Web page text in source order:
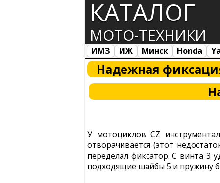
КАТАЛОГ
МОТО-ТЕХНИКИ
ИМЗ ИЖ Минск Honda
Все марки
Загрузка...
Надежная
У мотоциклов CZ
отворачивается (этот
переделал фиксатор. С винта 3
подходящие шайбы 5 и пружину